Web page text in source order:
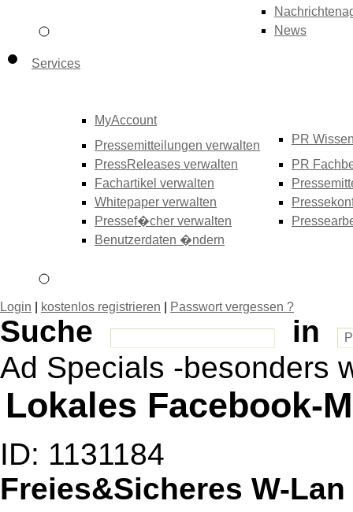
News
Services
MyAccount
Pressemitteilungen verwalten
PressReleases verwalten
Fachartikel verwalten
Whitepaper verwalten
Pressef�cher verwalten
Benutzerdaten �ndern
PR
PR
Login kostenlos registrieren Passwort vergessen ?
Suche
in
Ad Specials -besonders
Lokales Facebook-
ID: 1131184
Freies&Sicheres W-